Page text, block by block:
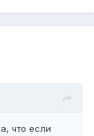
что если